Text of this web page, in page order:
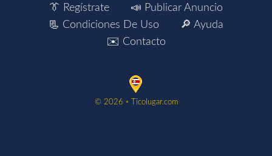
👔 Regístrate
📣 Publicar Anuncio
📃 Condiciones De Uso
🔎 Ayuda
✉️ Contacto
©️ 2026 ▫️ Ticolugar.com